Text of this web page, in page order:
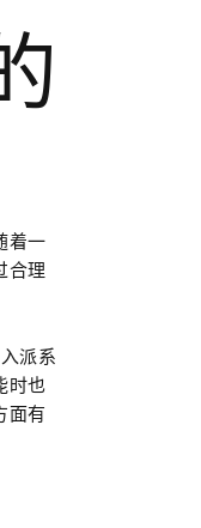
着一
合理
派系
时也
面有